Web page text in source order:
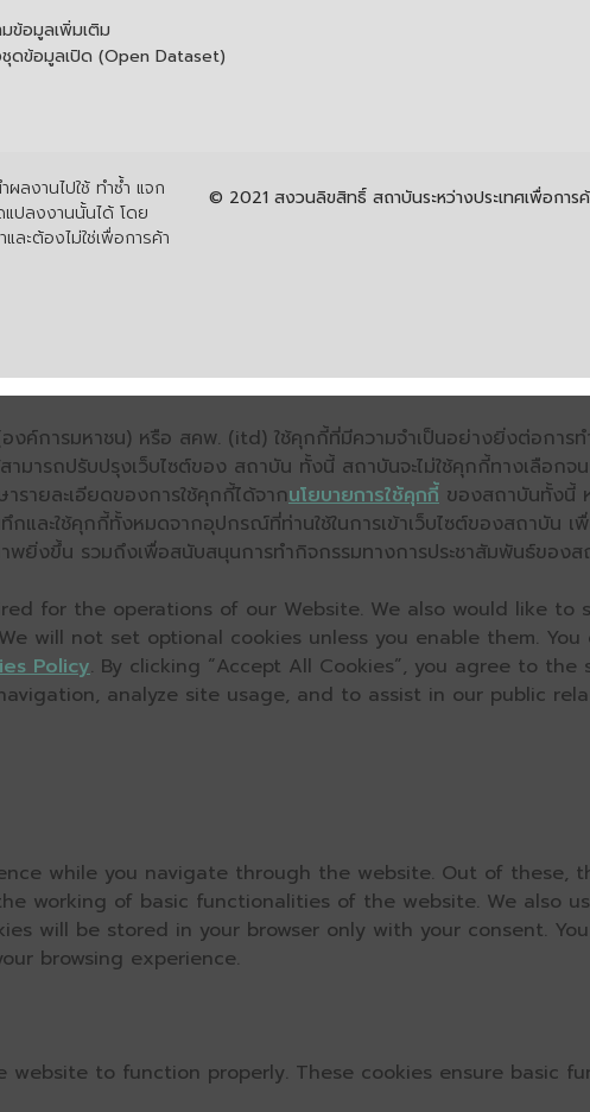
ข้อมูลเพิ่มเติม
ดข้อมูลเปิด (Open Dataset)
ลงานไปใช้ ทำซ้ำ แจก
ปลงงานนั้นได้ โดย
ละต้องไม่ใช่เพื่อการค้า
© 2021 สงวนลิขสิทธิ์ สถาบันระหว่างประเทศเพื่อกา
งค์การมหาชน) หรือ สคพ. (itd) ใช้คุกกี้ที่มีความจำเป็นอย่างยิ่งต่อการ
ามารถปรับปรุงเว็บไซต์ของ สถาบัน ทั้งนี้ สถาบันจะไม่ใช้คุกกี้ทางเลือก
ายละเอียดของการใช้คุกกี้ได้จากนโยบายการใช้คุกกี้ ของสถาบันทั้งนี้
ละใช้คุกกี้ทั้งหมดจากอุปกรณ์ที่ท่านใช้ในการเข้าเว็บไซต์ของสถาบัน เพื่
ภาพยิ่งขึ้น รวมถึงเพื่อสนับสนุนการทำกิจกรรมทางการประชาสัมพันธ์ของ
for the operations of our Website. We also would like to
will not set optional cookies unless you enable them. You
Policy. By clicking “Accept All Cookies”, you agree to
analyze site usage, and to assist in our public
while you navigate through the website. Out of these,
working of basic functionalities of the website. We also
will be stored in your browser only with your consent.
browsing experience.
website to function properly. These cookies ensure basic